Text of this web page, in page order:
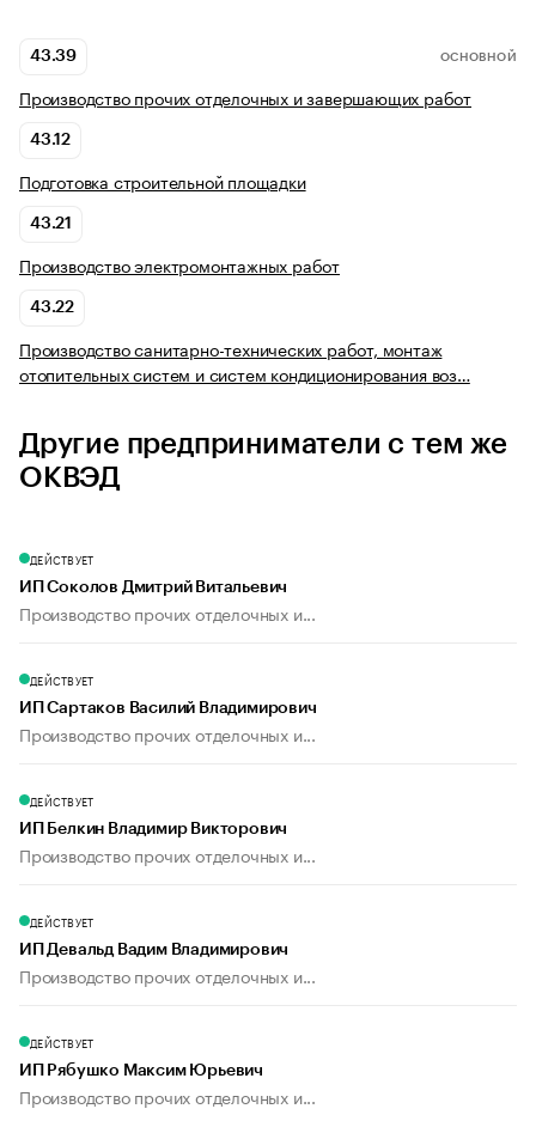
43.39 ОСНОВНОЙ
Производство прочих отделочных и завершающих работ
43.12
Подготовка строительной площадки
43.21
Производство электромонтажных работ
43.22
Производство санитарно-технических работ, монтаж
отопительных систем и систем кондиционирования воз…
Другие предприниматели с тем же
ОКВЭД
ДЕЙСТВУЕТ
ИП Соколов Дмитрий Витальевич
Производство прочих отделочных и...
ДЕЙСТВУЕТ
ИП Сартаков Василий Владимирович
Производство прочих отделочных и...
ДЕЙСТВУЕТ
ИП Белкин Владимир Викторович
Производство прочих отделочных и...
ДЕЙСТВУЕТ
ИП Девальд Вадим Владимирович
Производство прочих отделочных и...
ДЕЙСТВУЕТ
ИП Рябушко Максим Юрьевич
Производство прочих отделочных и...